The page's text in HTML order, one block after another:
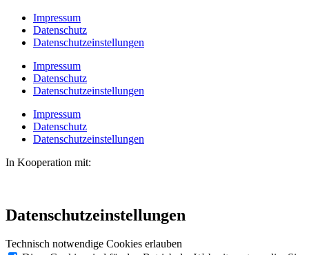
Impressum
Datenschutz
Datenschutzeinstellungen
Impressum
Datenschutz
Datenschutzeinstellungen
Impressum
Datenschutz
Datenschutzeinstellungen
In Kooperation mit:
Datenschutzeinstellungen
Technisch notwendige Cookies erlauben